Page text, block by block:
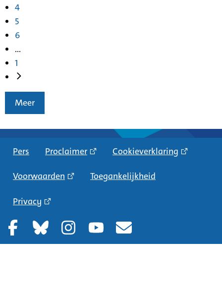
4
5
6
...
1
Meer
Pers Proclaimer Cookieverklaring
Voorwaarden Toegankelijkheid
Privacy